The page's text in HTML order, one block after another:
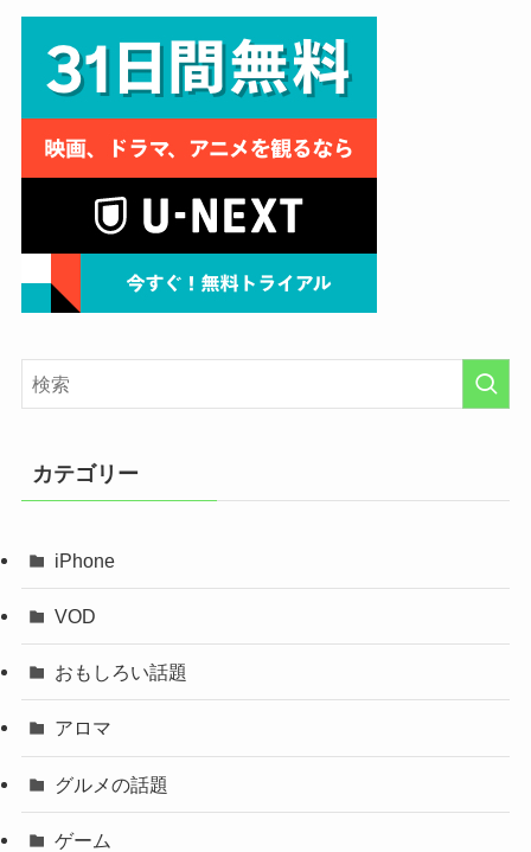
カテゴリー
iPhone
VOD
おもしろい話題
アロマ
グルメの話題
ゲーム